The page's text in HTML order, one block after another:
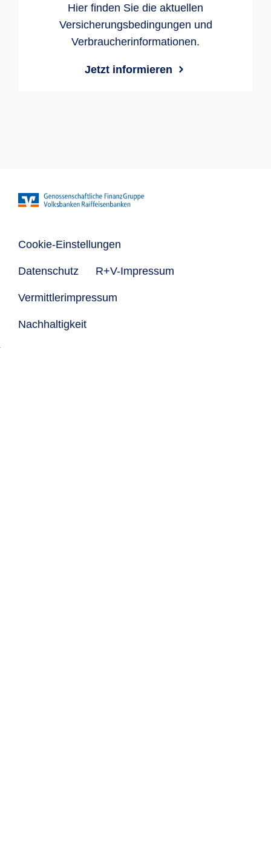
Hier finden Sie die aktuellen
Versicherungsbedingungen und
Verbraucherinformationen.
Jetzt informieren
Cookie-Einstellungen
Datenschutz R+V-Impressum
Vermittlerimpressum
Nachhaltigkeit